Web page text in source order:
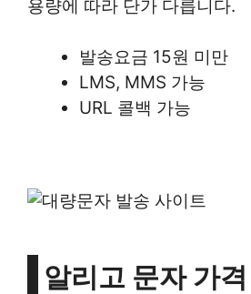
용량에 따라 단가 다릅니다.
발송요금 15원 미만
LMS, MMS 가능
URL 콜백 가능
알리고 문자 가격